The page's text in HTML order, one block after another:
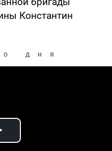
Константин
дня
Video